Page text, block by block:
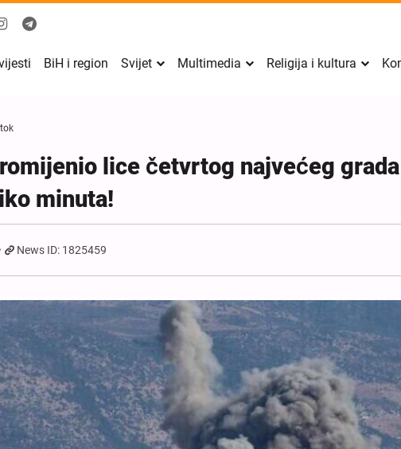
BiH i region Svijet Multimedia Religija i kultura
lice četvrtog najvećeg
minuta!
News ID: 1825459
CNN:
zaliha